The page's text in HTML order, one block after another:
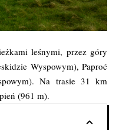
leśnymi, przez góry
Wyspowym), Paproć
Na trasie 31 km
(961 m).